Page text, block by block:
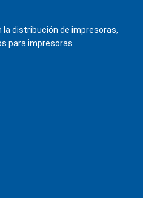
la distribución de impresoras,
para impresoras